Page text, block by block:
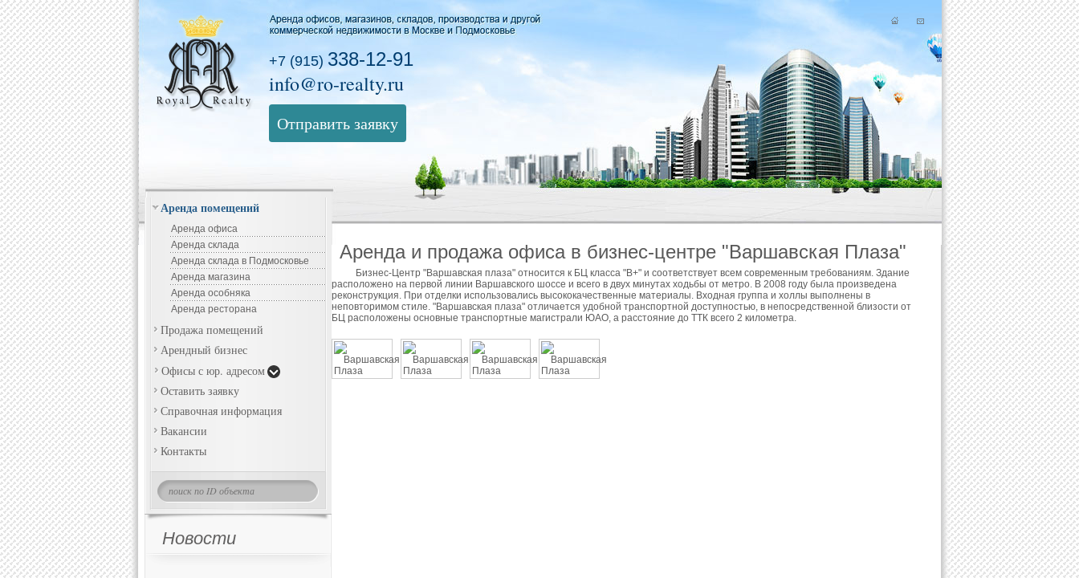
+7 (915) 338-12-91
info@ro-realty.ru
Отправить заявку
Аренда помещений
Аренда офиса
Аренда склада
Аренда склада в Подмосковье
Аренда магазина
Аренда особняка
Аренда ресторана
Продажа помещений
Арендный бизнес
Офисы с юр. адресом
Оставить заявку
Справочная информация
Вакансии
Контакты
Новости
Аренда и продажа офиса в бизнес-центре "Варшавская Плаза"
Бизнес-Центр "Варшавская плаза" относится к БЦ класса "В+" и соответствует всем современным требованиям. Здание
расположено на первой линии Варшавского шоссе и всего в двух минутах ходьбы от метро. В 2008 году была произведена
реконструкция. При отделки использовались высококачественные материалы. Входная группа и холлы выполнены в
неповторимом стиле. "Варшавская плаза" отличается удобной транспортной доступностью, в непосредственной близости от
БЦ расположены основные транспортные магистрали ЮАО, а расстояние до ТТК всего 2 километра.